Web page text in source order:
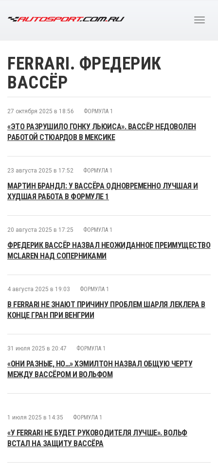
FERRARI. ФРЕДЕРИК
ВАССЁР
27 октября 2025 в 18:56 ФОРМУЛА 1
«ЭТО РАЗРУШИЛО ГОНКУ ЛЬЮИСА». ВАССЁР НЕДОВОЛЕН
РАБОТОЙ СТЮАРДОВ В МЕКСИКЕ
23 августа 2025 в 17:52 ФОРМУЛА 1
МАРТИН БРАНДЛ: У ВАССЁРА ОДНОВРЕМЕННО ЛУЧШАЯ И
ХУДШАЯ РАБОТА В ФОРМУЛЕ 1
20 августа 2025 в 17:25 ФОРМУЛА 1
ФРЕДЕРИК ВАССЁР НАЗВАЛ НЕОЖИДАННОЕ ПРЕИМУЩЕСТВО
MCLAREN НАД СОПЕРНИКАМИ
4 августа 2025 в 19:03 ФОРМУЛА 1
В FERRARI НЕ ЗНАЮТ ПРИЧИНУ ПРОБЛЕМ ШАРЛЯ ЛЕКЛЕРА В
КОНЦЕ ГРАН ПРИ ВЕНГРИИ
31 июля 2025 в 20:47 ФОРМУЛА 1
«ОНИ РАЗНЫЕ, НО…» ХЭМИЛТОН НАЗВАЛ ОБЩУЮ ЧЕРТУ
МЕЖДУ ВАССЁРОМ И ВОЛЬФОМ
1 июля 2025 в 14:35 ФОРМУЛА 1
«У FERRARI НЕ БУДЕТ РУКОВОДИТЕЛЯ ЛУЧШЕ». ВОЛЬФ
ВСТАЛ НА ЗАЩИТУ ВАССЁРА